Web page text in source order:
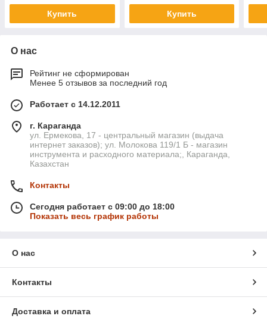
Купить Купить
О нас
Рейтинг не сформирован
Менее 5 отзывов за последний год
Работает с 14.12.2011
г. Караганда
ул. Ермекова, 17 - центральный магазин (выдача
интернет заказов); ул. Молокова 119/1 Б - магазин
инструмента и расходного материала;, Караганда,
Казахстан
Контакты
Сегодня работает с 09:00 до 18:00
Показать весь график работы
О нас
Контакты
Доставка и оплата